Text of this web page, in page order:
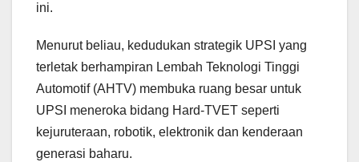
ini.
Menurut beliau, kedudukan strategik UPSI yang
terletak berhampiran Lembah Teknologi Tinggi
Automotif (AHTV) membuka ruang besar untuk
UPSI meneroka bidang Hard-TVET seperti
kejuruteraan, robotik, elektronik dan kenderaan
generasi baharu.